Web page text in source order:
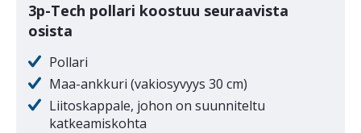
3p-Tech pollari koostuu seuraavista
osista
Pollari
Maa-ankkuri (vakiosyvyys 30 cm)
Liitoskappale, johon on suunniteltu
katkeamiskohta